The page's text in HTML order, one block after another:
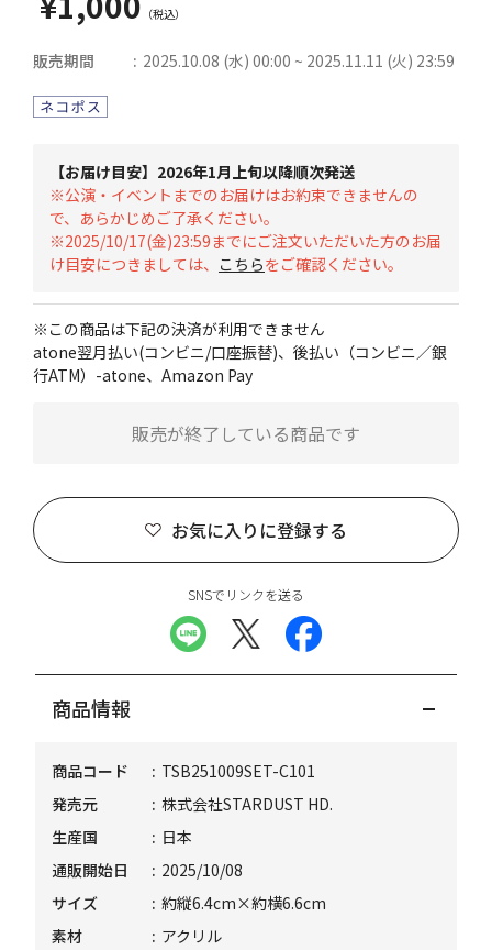
販売期間 2025.10.08 (水) 00:00 ~ 2025.11.11 (火) 23:59
【お届け目安】2026年1月上旬以降順次発送
※公演・イベントまでのお届けはお約束できませんの
で、あらかじめご了承ください。
※2025/10/17(金)23:59までにご注文いただいた方のお届
け目安につきましては、 こちらをご確認ください。
※この商品は下記の決済が利用できません
atone翌月払い(コンビニ/口座振替)、後払い（コンビニ／銀
行ATM）-atone、Amazon Pay
お気に入りに登録する
販売が終了している商品です
SNSでリンクを送る
商品情報
商品コード
TSB251009SET-C101
発売元
株式会社STARDUST HD.
生産国
日本
通販開始日
2025/10/08
サイズ
約縦6.4cm×約横6.6cm
素材
アクリル